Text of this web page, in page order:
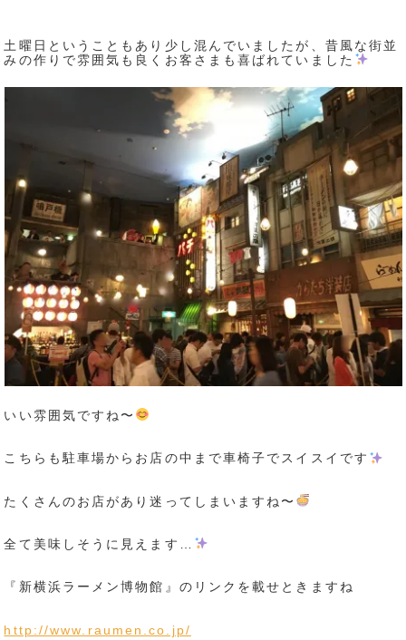
土曜日ということもあり少し混んでいましたが、昔風な街並
みの作りで雰囲気も良くお客さまも喜ばれていました
いい雰囲気ですね〜
こちらも駐車場からお店の中まで車椅子でスイスイです
たくさんのお店があり迷ってしまいますね〜
全て美味しそうに見えます…
『新横浜ラーメン博物館』のリンクを載せときますね
http://www.raumen.co.jp/